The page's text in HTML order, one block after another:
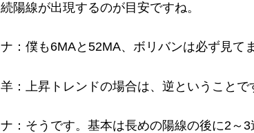
続陽線が出現するのが目安ですね。
ナ：僕も6MAと52MA、ボリバンは必ず見てま
羊：上昇トレンドの場合は、逆ということで
ナ：そうです。基本は長めの陽線の後に2～